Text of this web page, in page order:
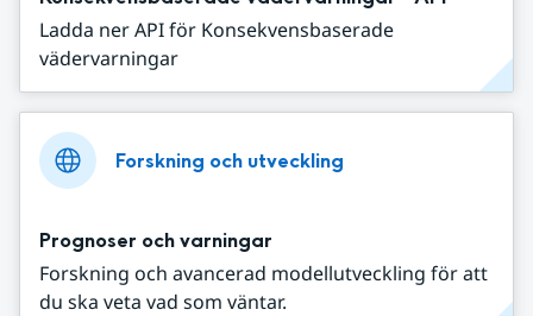
Ladda ner API för Konsekvensbaserade
vädervarningar
Forskning och utveckling
Prognoser och varningar
Forskning och avancerad modellutveckling för att
du ska veta vad som väntar.